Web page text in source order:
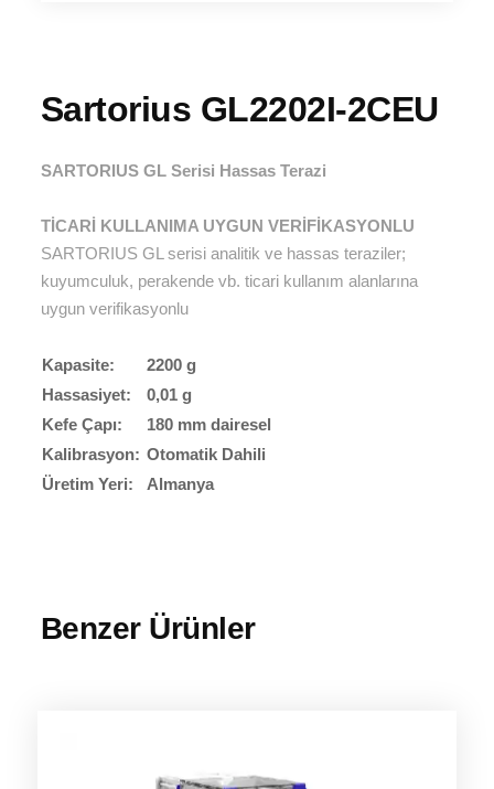
Sartorius GL2202I-2CEU
SARTORIUS GL Serisi Hassas Terazi
TİCARİ KULLANIMA UYGUN VERİFİKASYONLU
SARTORIUS GL serisi analitik ve hassas teraziler;
kuyumculuk, perakende vb. ticari kullanım alanlarına
uygun verifikasyonlu
Kapasite:
2200 g
Hassasiyet:
0,01 g
Kefe Çapı:
180 mm dairesel
Kalibrasyon: Otomatik Dahili
Üretim Yeri:
Almanya
Benzer Ürünler